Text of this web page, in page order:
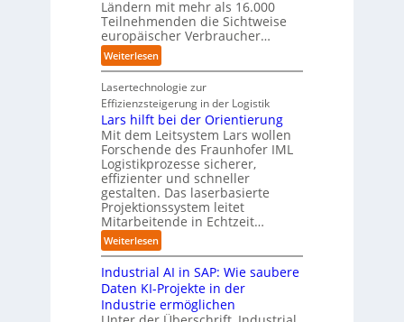
i
s
i
e
r
u
n
g
s
l
ö
s
u
n
g
e
n
e
r
I
n
d
t
r
i
e
a
u
t
o
m
a
i
s
i
t
I
n
d
u
t
r
i
a
l
B
s
i
n
e
s
s
E
c
A
u
t
o
m
a
t
i
o
n
.
O
g
w
ä
c
h
s
t
w
Ländern mit mehr als 16.000
Teilnehmenden die Sichtweise
europäischer Verbraucher…
Weiterlesen:
S
t
u
d
i
e
z
e
i
g
t
M
i
s
s
t
r
Lasertechnologie zur
Effizienzsteigerung in der Logistik
Lars hilft bei der Orientierung
Mit dem Leitsystem Lars wollen
Forschende des Fraunhofer IML
Logistikprozesse sicherer,
effizienter und schneller
gestalten. Das laserbasierte
Projektionssystem leitet
Mitarbeitende in Echtzeit…
Weiterlesen:
L
a
r
s
h
Industrial AI in SAP: Wie saubere
Daten KI-Projekte in der
Industrie ermöglichen